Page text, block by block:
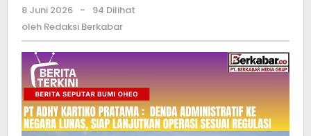
8 Juni 2026 oleh
Redaksi
-
94 Dilihat
oleh Redaksi Berkabar